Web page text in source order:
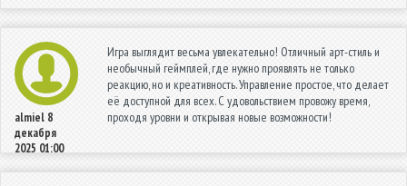
almiel 8
декабря
2025 01:00
Игра выглядит весьма увлекательно! Отличный арт-стиль и
необычный геймплей, где нужно проявлять не только
реакцию, но и креативность. Управление простое, что делает
её доступной для всех. С удовольствием провожу время,
проходя уровни и открывая новые возможности!